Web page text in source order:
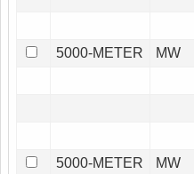
5000-METER
MW
5000-METER
MW